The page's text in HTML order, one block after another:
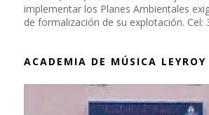
implementar los Planes Ambientales
de formalización de su explotación. Cel:
ACADEMIA DE MÚSICA LEYROY